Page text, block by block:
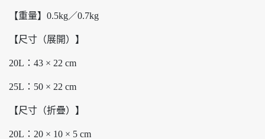
【重量】0.5kg／0.7kg
【尺寸（展開）】
20L：43 × 22 cm
25L：50 × 22 cm
【尺寸（折疊）】
20L：20 × 10 × 5 cm